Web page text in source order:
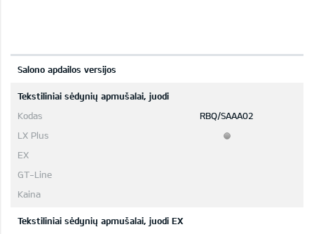
Salono apdailos versijos
Tekstiliniai sėdynių apmušalai, juodi
RBQ/SAAA02
Tekstiliniai sėdynių apmušalai, juodi EX